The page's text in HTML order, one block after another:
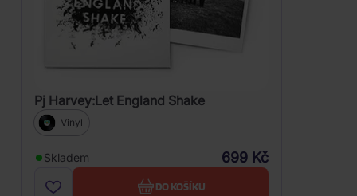
Pj Harvey:Let England Shake
Vinyl
Skladem 699 Kč
DO KOŠÍKU